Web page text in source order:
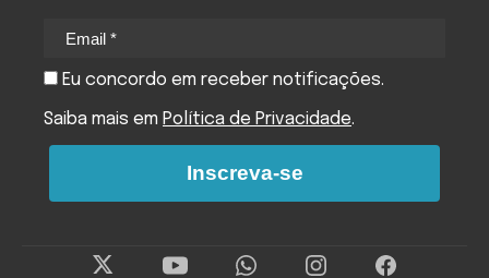
Eu concordo em receber notificações.
Saiba mais em Política de Privacidade.
Inscreva-se